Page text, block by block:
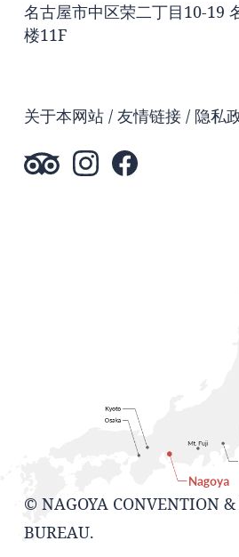
名古屋市中区荣二丁目10-19
楼11F
关于本网站 友情链接 隐私
© NAGOYA CONVENTION &
BUREAU.